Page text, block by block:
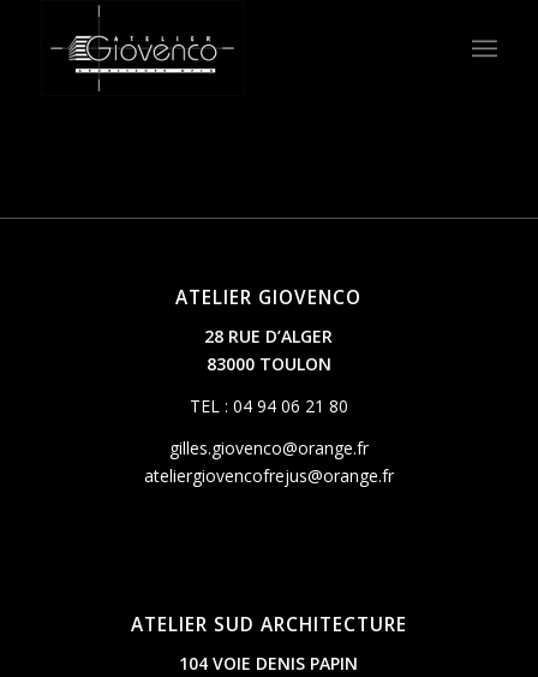
ATELIER GIOVENCO
28 RUE D’ALGER
83000 TOULON
TEL : 04 94 06 21 80
gilles.giovenco@orange.fr
ateliergiovencofrejus@orange.fr
ATELIER SUD ARCHITECTURE
104 VOIE DENIS PAPIN